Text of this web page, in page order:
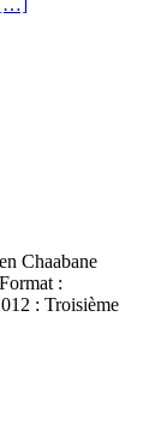
Chaabane
:
: Troisième